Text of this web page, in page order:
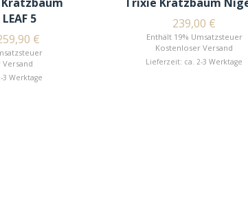
5
€
Werktage
239,00 €
Enthält 19% Umsatzsteuer
Kostenloser Versand
Lieferzeit: ca. 2-3 Werktage